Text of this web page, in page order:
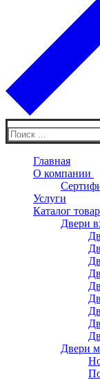
Искать:
Главная
О компании
Услуги
Каталог
Двери
Двери